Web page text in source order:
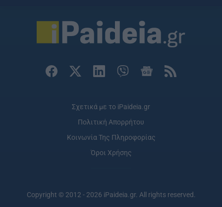
Σχετικά με το iPaideia.gr
Πολιτική Απορρήτου
Κοινωνία Της Πληροφορίας
Όροι Χρήσης
Copyright © 2012 - 2026 iPaideia.gr. All rights reserved.